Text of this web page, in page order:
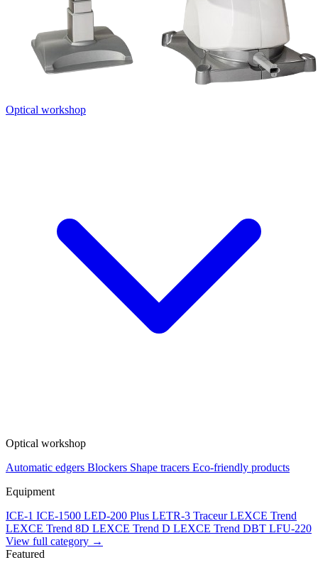
Optical workshop
Optical workshop
Automatic edgers Blockers Shape tracers Eco-friendly products
Equipment
ICE-1 ICE-1500 LED-200 Plus LETR-3 Traceur LEXCE Trend
LEXCE Trend 8D LEXCE Trend D LEXCE Trend DBT LFU-220
View full category →
Featured